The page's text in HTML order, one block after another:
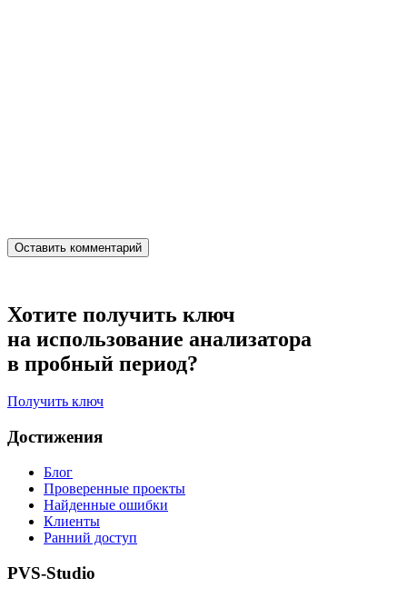
Хотите получить ключ
на использование анализатора
в пробный период?
Получить ключ
Достижения
Блог
Проверенные проекты
Найденные ошибки
Клиенты
Ранний доступ
PVS-Studio